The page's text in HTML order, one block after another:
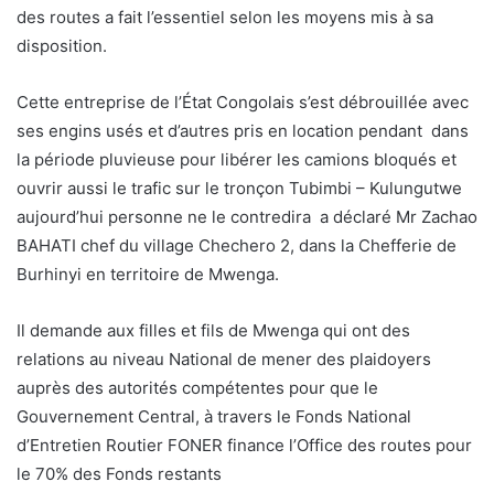
des routes a fait l’essentiel selon les moyens mis à sa
disposition.
Cette entreprise de l’État Congolais s’est débrouillée avec
ses engins usés et d’autres pris en location pendant dans
la période pluvieuse pour libérer les camions bloqués et
ouvrir aussi le trafic sur le tronçon Tubimbi – Kulungutwe
aujourd’hui personne ne le contredira a déclaré Mr Zachao
BAHATI chef du village Chechero 2, dans la Chefferie de
Burhinyi en territoire de Mwenga.
Il demande aux filles et fils de Mwenga qui ont des
relations au niveau National de mener des plaidoyers
auprès des autorités compétentes pour que le
Gouvernement Central, à travers le Fonds National
d’Entretien Routier FONER finance l’Office des routes pour
le 70% des Fonds restants